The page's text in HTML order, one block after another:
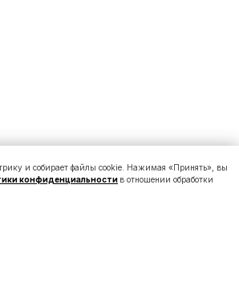
и собирает файлы cookie. Нажимая «Принять», вы
конфиденциальности в отношении обработки